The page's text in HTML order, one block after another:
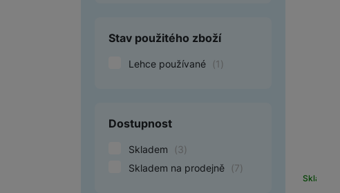
Příslušenství
Stav použitého zboží
Lehce používané (1 )
Dostupnost
Skladem (3)
Skladem na prodejně
(7)
Skladem